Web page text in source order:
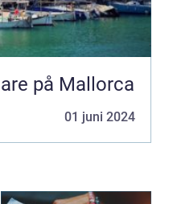
på Mallorca
01 juni 2024